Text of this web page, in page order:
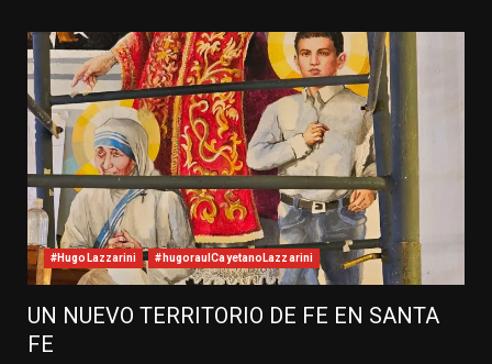
#HugoLazzarini #hugoraulCayetanoLazzarini
UN NUEVO TERRITORIO DE FE EN SANTA
FE